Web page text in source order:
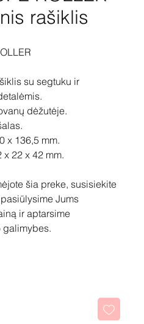
rašiklis
su segtuku ir
dėžutėje.
x 136,5 mm.
x 22 x 42 mm.
šia preke, susisiekite
Jums
ir aptarsime
galimybes.